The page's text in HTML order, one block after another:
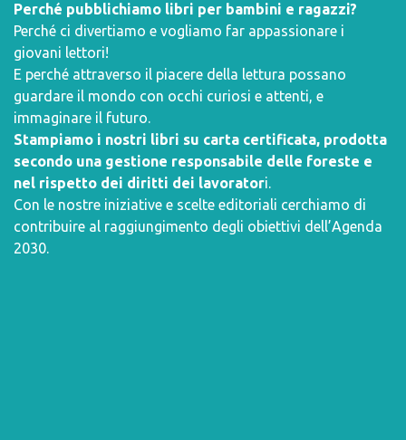
Perché pubblichiamo libri per bambini e ragazzi?
Perché ci divertiamo e vogliamo far appassionare i
giovani lettori!
E perché attraverso il piacere della lettura possano
guardare il mondo con occhi curiosi e attenti, e
immaginare il futuro.
Stampiamo i nostri libri su carta certificata, prodotta
secondo una gestione responsabile delle foreste e
nel rispetto dei diritti dei lavoratori.
Con le nostre iniziative e scelte editoriali cerchiamo di
contribuire al raggiungimento degli obiettivi dell’Agenda
2030.